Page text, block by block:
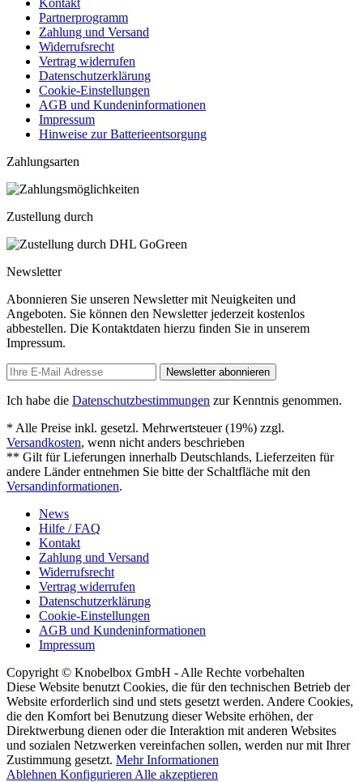
Partnerprogramm
Zahlung und Versand
Widerrufsrecht
Vertrag widerrufen
Datenschutzerklärung
Cookie-Einstellungen
AGB und Kundeninformationen
Impressum
Hinweise zur Batterieentsorgung
Zahlungsarten
Zustellung durch
Newsletter
Abonnieren Sie unseren Newsletter mit Neuigkeiten und
Angeboten. Sie können den Newsletter jederzeit kostenlos
abbestellen. Die Kontaktdaten hierzu finden Sie in unserem
Impressum.
Newsletter abonnieren
Ich habe die Datenschutzbestimmungen zur Kenntnis genommen.
* Alle Preise inkl. gesetzl. Mehrwertsteuer (19%) zzgl.
Versandkosten, wenn nicht anders beschrieben
** Gilt für Lieferungen innerhalb Deutschlands, Lieferzeiten für
andere Länder entnehmen Sie bitte der Schaltfläche mit den
Versandinformationen.
News
Hilfe / FAQ
Kontakt
Zahlung und Versand
Widerrufsrecht
Vertrag widerrufen
Datenschutzerklärung
Cookie-Einstellungen
AGB und Kundeninformationen
Impressum
Copyright © Knobelbox GmbH - Alle Rechte vorbehalten
Diese Website benutzt Cookies, die für den technischen Betrieb der
Website erforderlich sind und stets gesetzt werden. Andere Cookies,
die den Komfort bei Benutzung dieser Website erhöhen, der
Direktwerbung dienen oder die Interaktion mit anderen Websites
und sozialen Netzwerken vereinfachen sollen, werden nur mit Ihrer
Zustimmung gesetzt. Mehr Informationen
Ablehnen Konfigurieren Alle akzeptieren